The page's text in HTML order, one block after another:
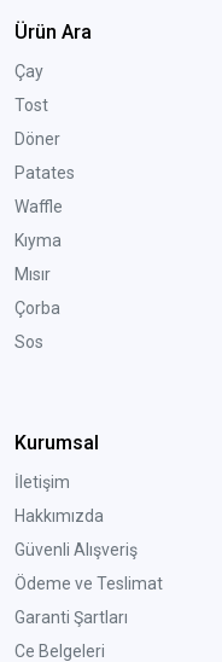
Ürün Ara
Çay
Tost
Döner
Patates
Waffle
Kıyma
Mısır
Çorba
Sos
Kurumsal
İletişim
Hakkımızda
Güvenli Alışveriş
Ödeme ve Teslimat
Garanti Şartları
Ce Belgeleri